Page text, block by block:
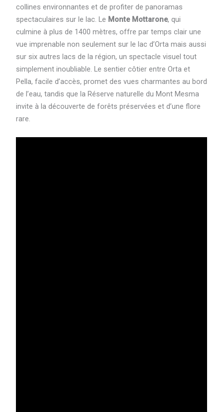
collines environnantes et de profiter de panoramas
spectaculaires sur le lac. Le Monte Mottarone, qui
culmine à plus de 1400 mètres, offre par temps clair une
vue imprenable non seulement sur le lac d’Orta mais aussi
sur six autres lacs de la région, un spectacle visuel tout
simplement inoubliable. Le sentier côtier entre Orta et
Pella, facile d’accès, promet des vues charmantes au bord
de l’eau, tandis que la Réserve naturelle du Mont Mesma
invite à la découverte de forêts préservées et d’une flore
rare.